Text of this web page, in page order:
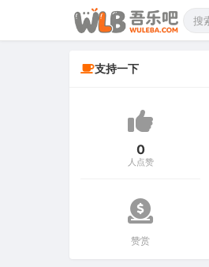
支持一下
0
人点赞
赞赏